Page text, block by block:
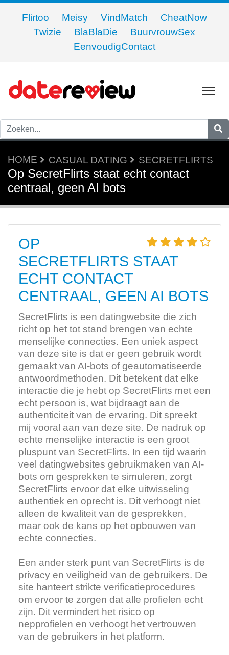
Flirtoo Meisy VindMatch
CheatNow
Twizie
BlaBlaDie
BuurvrouwSex
EenvoudigContact
HOME CASUAL DATING SECRETFLIRTS
Op SecretFlirts staat echt contact
centraal, geen AI bots
OP
SECRETFLIRTS STAAT
ECHT CONTACT
CENTRAAL, GEEN AI BOTS
SecretFlirts is een datingwebsite die zich
richt op het tot stand brengen van echte
menselijke connecties. Een uniek aspect
van deze site is dat er geen gebruik wordt
gemaakt van AI-bots of geautomatiseerde
antwoordmethoden. Dit betekent dat elke
interactie die je hebt op SecretFlirts met een
echt persoon is, wat bijdraagt aan de
authenticiteit van de ervaring. Dit spreekt
mij vooral aan van deze site. De nadruk op
echte menselijke interactie is een groot
pluspunt van SecretFlirts. In een tijd waarin
veel datingwebsites gebruikmaken van AI-
bots om gesprekken te simuleren, zorgt
SecretFlirts ervoor dat elke uitwisseling
authentiek en oprecht is. Dit verhoogt niet
alleen de kwaliteit van de gesprekken,
maar ook de kans op het opbouwen van
echte connecties.
Een ander sterk punt van SecretFlirts is de
privacy en veiligheid van de gebruikers. De
site hanteert strikte verificatieprocedures
om ervoor te zorgen dat alle profielen echt
zijn. Dit vermindert het risico op
nepprofielen en verhoogt het vertrouwen
van de gebruikers in het platform.